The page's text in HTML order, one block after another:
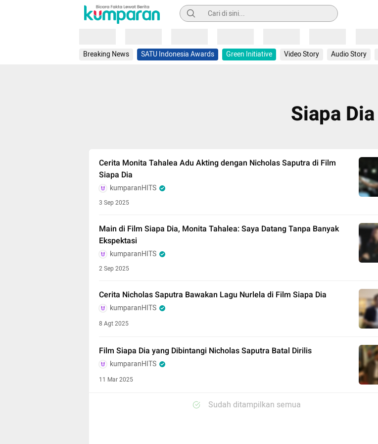
Pencarian
Breaking News SATU Indonesia Awards Green Initiative Video Story Audio Story
Siapa Dia
Cerita Monita Tahalea Adu Akting dengan Nicholas Saputra di Film
Siapa Dia
kumparanHITS
3 Sep 2025
Main di Film Siapa Dia, Monita Tahalea: Saya Datang Tanpa Banyak
Ekspektasi
kumparanHITS
2 Sep 2025
Cerita Nicholas Saputra Bawakan Lagu Nurlela di Film Siapa Dia
kumparanHITS
8 Agt 2025
Film Siapa Dia yang Dibintangi Nicholas Saputra Batal Dirilis
kumparanHITS
11 Mar 2025
Sudah ditampilkan semua